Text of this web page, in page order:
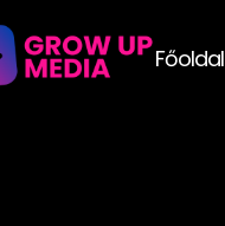
Főoldal